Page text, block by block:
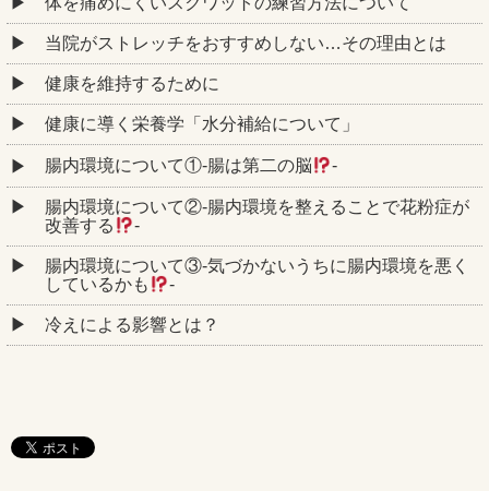
当院がストレッチをおすすめしない…その理由とは
健康を維持するために
健康に導く栄養学「水分補給について」
腸内環境について①‐腸は第二の脳 ‐
腸内環境について②‐腸内環境を整えることで花粉症が
改善する
‐
腸内環境について③‐気づかないうちに腸内環境を悪く
しているかも
‐
冷えによる影響とは？